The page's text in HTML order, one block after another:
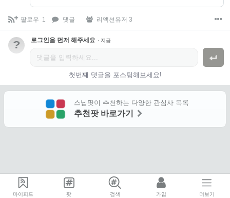
팔로우 1 댓글 리액션유저 3
? 로그인을 먼저 해주세요. · 지금
첫번째 댓글을 포스팅해보세요!
스닙팟이 추천하는 다양한 관심사 목록
추천팟 바로가기
마이피드 팟 검색 가입 더보기